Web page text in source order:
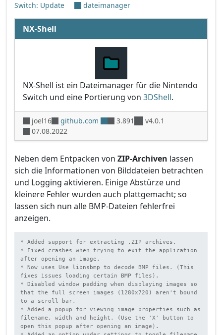
Switch: Update
dateimanager
NX-Shell
NX-Shell ist ein Dateimanager für die Nintendo
Switch und eine Portierung von 3DShell.
joel16 github.com 3.891
v4.0.1
07.08.2022
Neben dem Entpacken von ZIP-Archiven lassen
sich die Informationen von Bilddateien betrachten
und Logging aktivieren. Einige Abstürze und
kleinere Fehler wurden auch plattgemacht; so
lassen sich nun alle BMP-Dateien fehlerfrei
anzeigen.
* Added support for extracting .ZIP archives.
* Fixed crashes when trying to exit the application
after opening an image.
* Now uses Use libnsbmp to decode BMP files. (This
fixes issues loading certain BMP files).
* Disabled window padding when displaying images so
that the full screen images (1280x720) aren't bound
to a scroll bar.
* Added a popup for viewing image properties such as
filename, width and height. (Use the 'X' button to
open this popup after opening an image).